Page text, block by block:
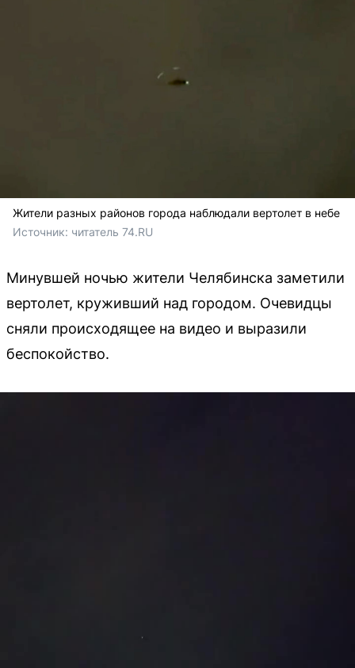
Жители разных районов города наблюдали вертолет в небе
Источник: читатель 74.RU
Минувшей ночью жители Челябинска заметили
вертолет, круживший над городом. Очевидцы
сняли происходящее на видео и выразили
беспокойство.